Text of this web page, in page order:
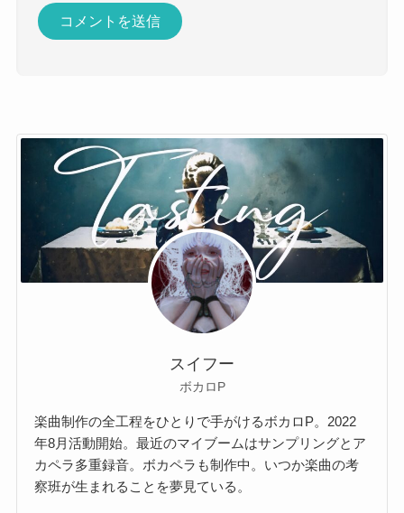
スイフー
ボカロP
楽曲制作の全工程をひとりで手がけるボカロP。2022
年8月活動開始。最近のマイブームはサンプリングとア
カペラ多重録音。ボカペラも制作中。いつか楽曲の考
察班が生まれることを夢見ている。